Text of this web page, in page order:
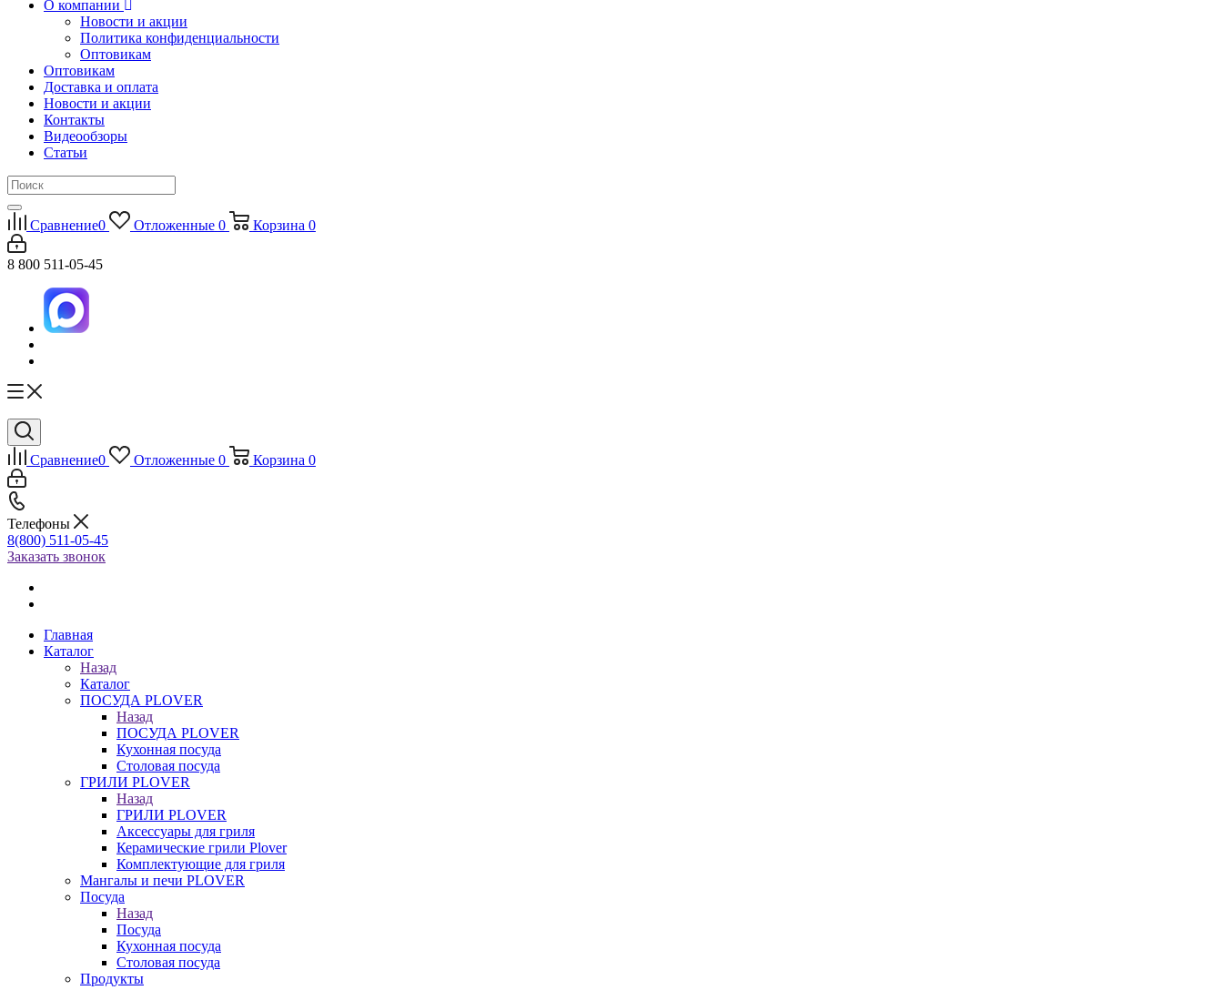
О компании
Новости и акции
Политика конфиденциальности
Оптовикам
Оптовикам
Доставка и оплата
Новости и акции
Контакты
Видеообзоры
Статьи
Сравнение0 Отложенные 0 Корзина 0
8 800 511-05-45
Сравнение0 Отложенные 0 Корзина 0
Телефоны
8(800) 511-05-45
Заказать звонок
Главная
Каталог
Назад
Каталог
ПОСУДА PLOVER
Назад
ПОСУДА PLOVER
Кухонная посуда
Столовая посуда
ГРИЛИ PLOVER
Назад
ГРИЛИ PLOVER
Аксессуары для гриля
Керамические грили Plover
Комплектующие для гриля
Мангалы и печи PLOVER
Посуда
Назад
Посуда
Кухонная посуда
Столовая посуда
Продукты